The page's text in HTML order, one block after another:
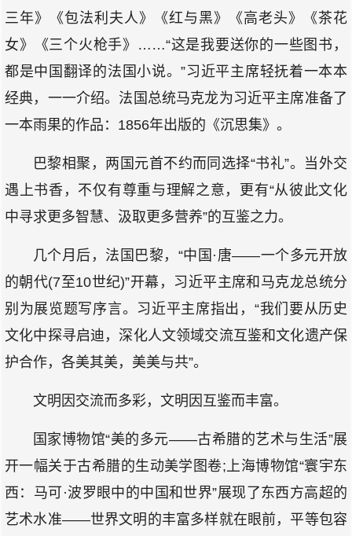
三年》《包法利夫人》《红与黑》《高老头》《茶花
女》《三个火枪手》……“这是我要送你的一些图书，
都是中国翻译的法国小说。”习近平主席轻抚着一本本
经典，一一介绍。法国总统马克龙为习近平主席准备了
一本雨果的作品：1856年出版的《沉思集》。
巴黎相聚，两国元首不约而同选择“书礼”。当外交
遇上书香，不仅有尊重与理解之意，更有“从彼此文化
中寻求更多智慧、汲取更多营养”的互鉴之力。
几个月后，法国巴黎，“中国·唐——一个多元开放
的朝代(7至10世纪)”开幕，习近平主席和马克龙总统分
别为展览题写序言。习近平主席指出，“我们要从历史
文化中探寻启迪，深化人文领域交流互鉴和文化遗产保
护合作，各美其美，美美与共”。
文明因交流而多彩，文明因互鉴而丰富。
国家博物馆“美的多元——古希腊的艺术与生活”展
开一幅关于古希腊的生动美学图卷;上海博物馆“寰宇东
西：马可·波罗眼中的中国和世界”展现了东西方高超的
艺术水准——世界文明的丰富多样就在眼前，平等包容